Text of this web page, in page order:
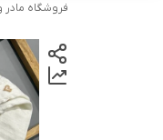
فروشگاه